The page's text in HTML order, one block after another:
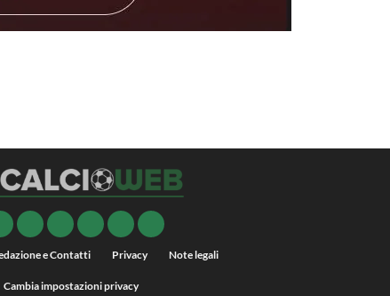
e Contatti Privacy Note legali
Cambia impostazioni privacy